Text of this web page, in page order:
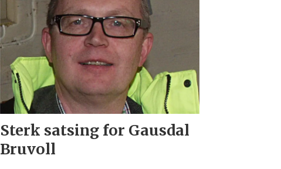
Sterk satsing for Gausdal
Bruvoll